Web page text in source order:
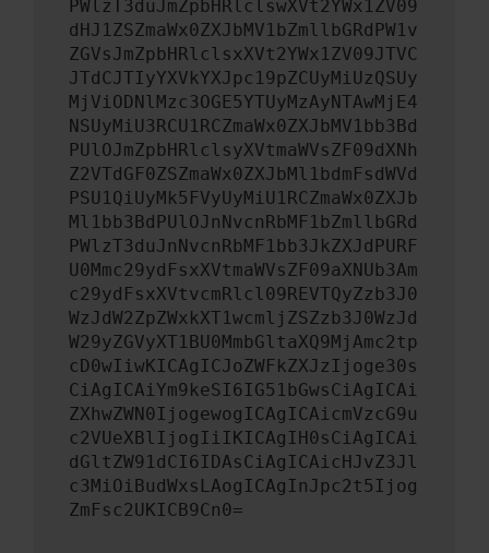
PWlzT3duJmZpbHRlclswXVt2YWx1ZV09
dHJ1ZSZmaWx0ZXJbMV1bZmllbGRdPW1v
ZGVsJmZpbHRlclsxXVt2YWx1ZV09JTVC
JTdCJTIyYXVkYXJpc19pZCUyMiUzQSUy
MjViODNlMzc3OGE5YTUyMzAyNTAwMjE4
NSUyMiU3RCU1RCZmaWx0ZXJbMV1bb3Bd
PUlOJmZpbHRlclsyXVtmaWVsZF09dXNh
Z2VTdGF0ZSZmaWx0ZXJbMl1bdmFsdWVd
PSU1QiUyMk5FVyUyMiU1RCZmaWx0ZXJb
Ml1bb3BdPUlOJnNvcnRbMF1bZmllbGRd
PWlzT3duJnNvcnRbMF1bb3JkZXJdPURF
U0Mmc29ydFsxXVtmaWVsZF09aXNUb3Am
c29ydFsxXVtvcmRlcl09REVTQyZzb3J0
WzJdW2ZpZWxkXT1wcmljZSZzb3J0WzJd
W29yZGVyXT1BU0MmbGltaXQ9MjAmc2tp
cD0wIiwKICAgICJoZWFkZXJzIjoge30s
CiAgICAiYm9keSI6IG51bGwsCiAgICAi
ZXhwZWN0IjogewogICAgICAicmVzcG9u
c2VUeXBlIjogIiIKICAgIH0sCiAgICAi
dGltZW91dCI6IDAsCiAgICAicHJvZ3Jl
c3MiOiBudWxsLAogICAgInJpc2t5Ijog
ZmFsc2UKICB9Cn0=